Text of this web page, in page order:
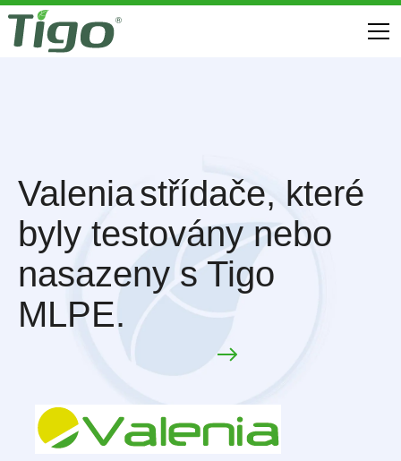
Valeniastřídače, které
byly testovány nebo
nasazeny s Tigo
MLPE.